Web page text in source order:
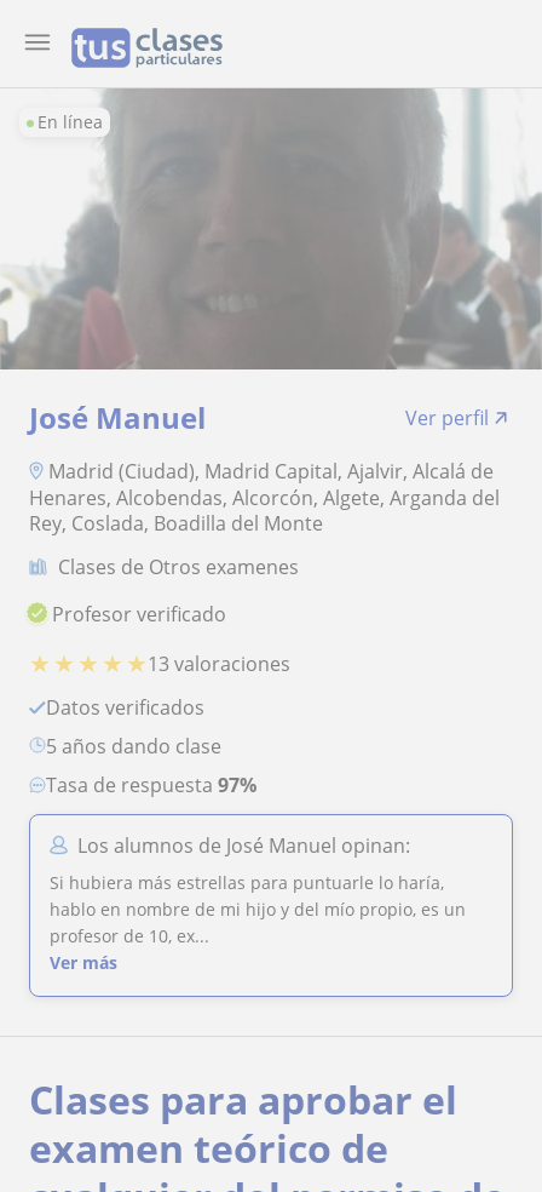
En línea
José Manuel
Ver perfil
Madrid (Ciudad), Madrid Capital, Ajalvir, Alcalá de
Henares, Alcobendas, Alcorcón, Algete, Arganda del
Rey, Coslada, Boadilla del Monte
Clases de Otros examenes
Profesor verificado
★ ★ ★ ★ ★13 valoraciones
Datos verificados
5 años dando clase
Tasa de respuesta 97%
Los alumnos de José Manuel opinan:
Si hubiera más estrellas para puntuarle lo haría,
hablo en nombre de mi hijo y del mío propio, es un
profesor de 10, ex...
Ver más
Clases para aprobar el
examen teórico de